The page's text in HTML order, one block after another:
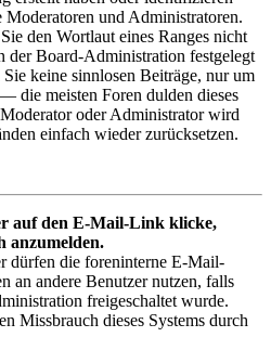
Moderatoren und Administratoren.
den Wortlaut eines Ranges nicht
der Board-Administration festgelegt
keine sinnlosen Beiträge, nur um
die meisten Foren dulden dieses
oder Administrator wird
einfach wieder zurücksetzen.
auf den E-Mail-Link klicke,
anzumelden.
dürfen die foreninterne E-Mail-
an andere Benutzer nutzen, falls
freigeschaltet wurde.
Missbrauch dieses Systems durch